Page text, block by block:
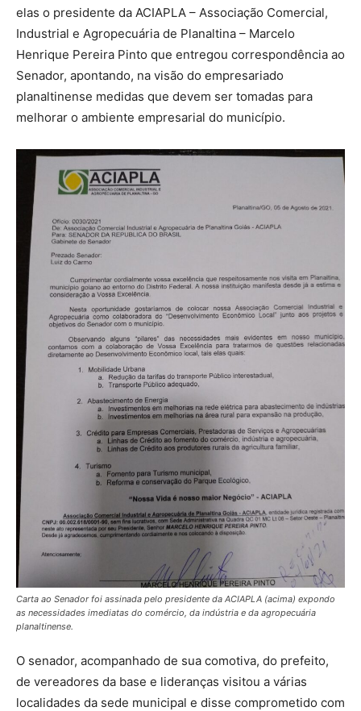
elas o presidente da ACIAPLA – Associação Comercial,
Industrial e Agropecuária de Planaltina – Marcelo
Henrique Pereira Pinto que entregou correspondência ao
Senador, apontando, na visão do empresariado
planaltinense medidas que devem ser tomadas para
melhorar o ambiente empresarial do município.
Carta ao Senador foi assinada pelo presidente da ACIAPLA (acima) expondo
as necessidades imediatas do comércio, da indústria e da agropecuária
planaltinense.
O senador, acompanhado de sua comotiva, do prefeito,
de vereadores da base e lideranças visitou a várias
localidades da sede municipal e disse comprometido com